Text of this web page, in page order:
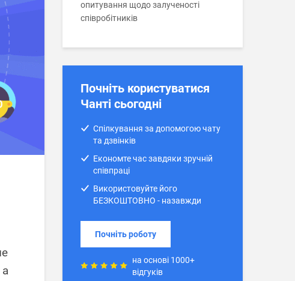
опитування щодо залученості
співробітників
Почніть користуватися
Чанті сьогодні
Спілкування за допомогою чату
та дзвінків
Економте час завдяки зручній
співпраці
Використовуйте його
БЕЗКОШТОВНО - назавжди
Почніть роботу
на основі 1000+
відгуків